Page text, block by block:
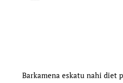
Barkamena eskatu nahi diet